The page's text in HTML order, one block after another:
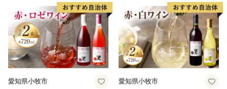
愛知県小牧市 愛知県小牧市